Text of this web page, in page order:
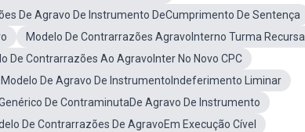
De Agravo De Instrumento DeCumprimento De Sentença
Modelo De Contrarrazões AgravoInterno Turma Recursal
De Contrarrazões Ao AgravoInter No Novo CPC
Modelo De Agravo De InstrumentoIndeferimento Liminar
De ContraminutaDe Agravo De Instrumento
De Contrarrazões De AgravoEm Execução Cível